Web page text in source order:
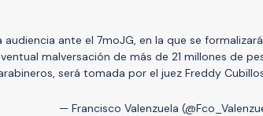
audiencia ante el 7moJG, en la que se
malversación de más de 21 millones de
será tomada por el juez Freddy
— Francisco Valenzuela